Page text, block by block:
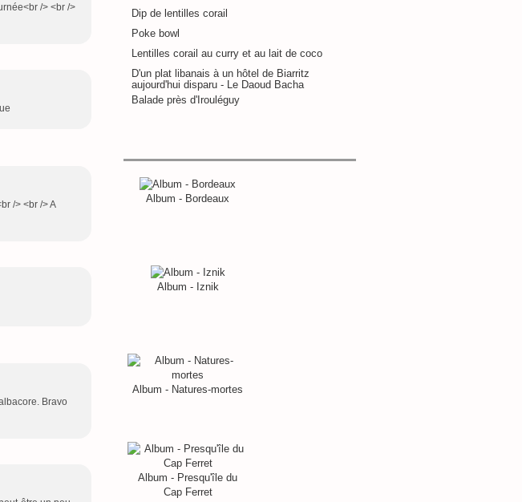
/> <br />
/> <br /> A
Bravo
Dip de lentilles corail
Poke bowl
Lentilles corail au curry et au lait de coco
D'un plat libanais à un hôtel de Biarritz
aujourd'hui disparu - Le Daoud Bacha
Balade près d'Irouléguy
Album - Bordeaux
Album - Iznik
Album - Natures-mortes
Album - Presqu'île du
Cap Ferret